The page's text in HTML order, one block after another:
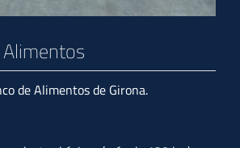
Alimentos
de Alimentos de Girona.